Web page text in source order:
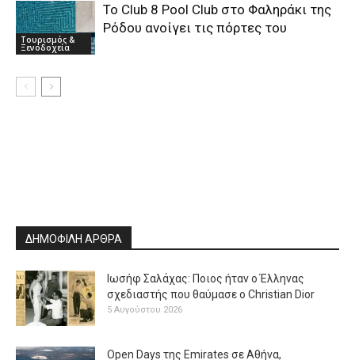
Τουρισμός &
Ξενοδοχεία
Το Club 8 Pool Club στο Φαληράκι της
Ρόδου ανοίγει τις πόρτες του
ΔΗΜΟΦΙΛΗ ΑΡΘΡΑ
Ιωσήφ Σαλάχας: Ποιος ήταν ο Έλληνας
σχεδιαστής που θαύμασε ο Christian Dior
5 Αυγούστου 2026
Open Days της Emirates σε Αθήνα,